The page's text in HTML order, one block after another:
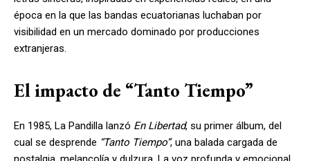
época en la que las bandas ecuatorianas luchaban por
visibilidad en un mercado dominado por producciones
extranjeras.
El impacto de “Tanto Tiempo”
En 1985, La Pandilla lanzó En Libertad, su primer álbum, del
cual se desprende “Tanto Tiempo”, una balada cargada de